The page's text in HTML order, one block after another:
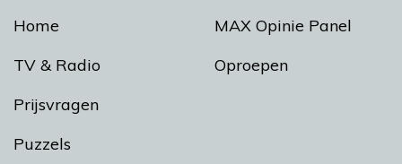
Home
TV & Radio
Prijsvragen
Puzzels
MAX Opinie Panel
Oproepen